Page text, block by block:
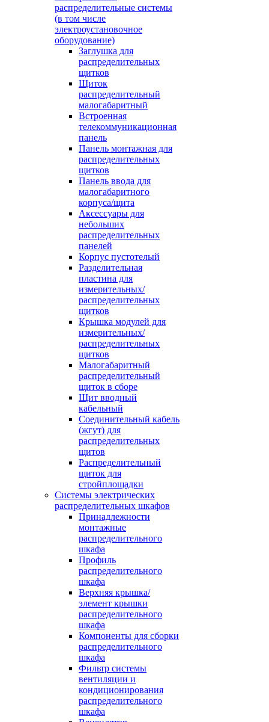
распределительные системы
(в том числе
электроустановочное
оборудование)
Заглушка для
распределительных
щитков
Щиток
распределительный
малогабаритный
Встроенная
телекоммуникационная
панель
Панель монтажная для
распределительных
щитков
Панель ввода для
малогабаритного
корпуса/щита
Аксессуары для
небольших
распределительных
панелей
Корпус пустотелый
Разделительная
пластина для
измерительных/
распределительных
щитков
Крышка модулей для
измерительных/
распределительных
щитков
Малогабаритный
распределительный
щиток в сборе
Щит вводный
кабельный
Соединительный кабель
(жгут) для
распределительных
щитов
Распределительный
щиток для
стройплощадки
Системы электрических
распределительных шкафов
Принадлежности
монтажные
распределительного
шкафа
Профиль
распределительного
шкафа
Верхняя крышка/
элемент крышки
распределительного
шкафа
Компоненты для сборки
распределительного
шкафа
Фильтр системы
вентиляции и
кондиционирования
распределительного
шкафа